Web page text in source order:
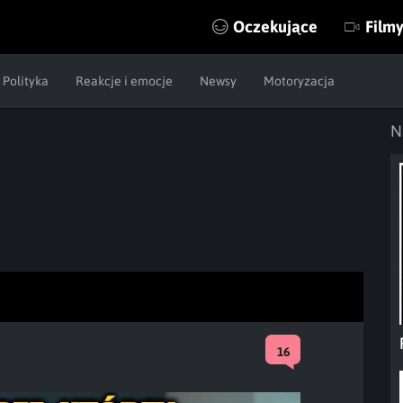
Oczekujące Filmy
Polityka Reakcje i emocje Newsy Motoryzacja
16